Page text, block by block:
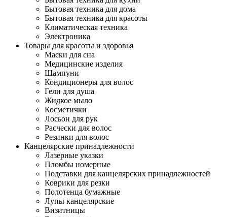
Бытовая техника для дома
Бытовая техника для красоты
Климатическая техника
Электроника
Товары для красоты и здоровья
Маски для сна
Медицинские изделия
Шампуни
Кондиционеры для волос
Гели для душа
Жидкое мыло
Косметички
Лосьон для рук
Расчески для волос
Резинки для волос
Канцелярские принадлежности
Лазерные указки
Пломбы номерные
Подставки для канцелярских принадлежностей
Коврики для резки
Полотенца бумажные
Лупы канцелярские
Визитницы